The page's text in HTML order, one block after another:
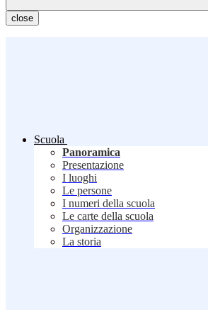
close
Scuola
Panoramica
Presentazione
I luoghi
Le persone
I numeri della scuola
Le carte della scuola
Organizzazione
La storia